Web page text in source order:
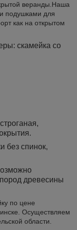
веранды.Наша
подушками для
как на открытом
скамейка со
без спинок,
древесины
по цене
Осуществляем
области.